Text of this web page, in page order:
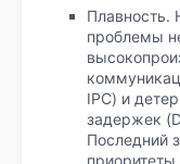
Плавность.
проблемы
IPC) и
задержек
Последний